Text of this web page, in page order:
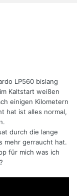
LP560 bislang
Kaltstart weißen
einigen Kilometern
hat ist alles normal,
durch die lange
mehr gerraucht hat.
für mich was ich